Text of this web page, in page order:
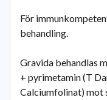
För
behandling.
Gravida behandlas
+ pyrimetamin (T
Calciumfolinat) mot